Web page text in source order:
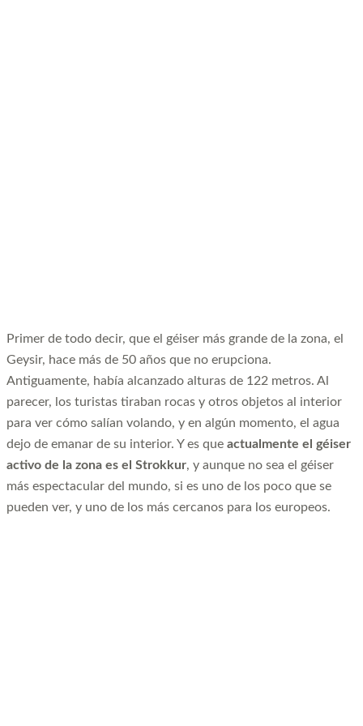
Primer de todo decir, que el géiser más grande de la zona, el
Geysir, hace más de 50 años que no erupciona.
Antiguamente, había alcanzado alturas de 122 metros. Al
parecer, los turistas tiraban rocas y otros objetos al interior
para ver cómo salían volando, y en algún momento, el agua
dejo de emanar de su interior. Y es que actualmente el géiser
activo de la zona es el Strokkur, y aunque no sea el géiser
más espectacular del mundo, si es uno de los poco que se
pueden ver, y uno de los más cercanos para los europeos.